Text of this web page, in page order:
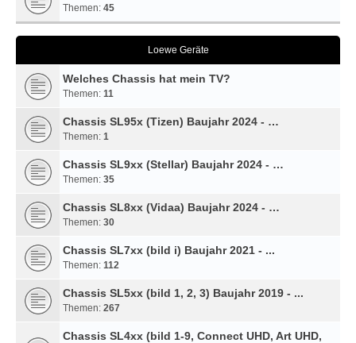
Themen: 45
Loewe Geräte
Welches Chassis hat mein TV?
Themen: 11
Chassis SL95x (Tizen) Baujahr 2024 - …
Themen: 1
Chassis SL9xx (Stellar) Baujahr 2024 - …
Themen: 35
Chassis SL8xx (Vidaa) Baujahr 2024 - …
Themen: 30
Chassis SL7xx (bild i) Baujahr 2021 - ...
Themen: 112
Chassis SL5xx (bild 1, 2, 3) Baujahr 2019 - ...
Themen: 267
Chassis SL4xx (bild 1-9, Connect UHD, Art UHD,